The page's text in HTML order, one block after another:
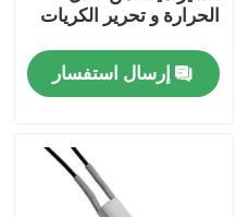
الحرارة و تحرير الكريات
إرسال استفسار